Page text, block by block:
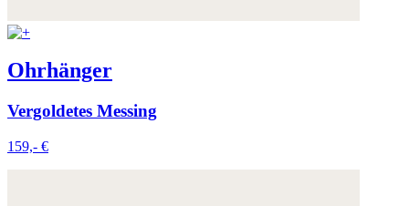
Ohrhänger
Vergoldetes Messing
159,- €